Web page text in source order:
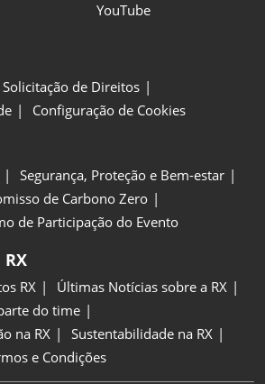
YouTube
Solicitação de Direitos
Configuração de Cookies
Segurança, Proteção e Bem-estar
de Carbono Zero
de Participação do Evento
RX
Últimas Notícias sobre a RX
do time
na RX
Sustentabilidade na RX
e Condições